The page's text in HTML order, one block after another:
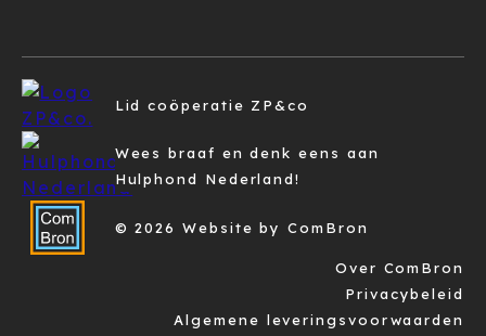
Lid coöperatie ZP&co
Wees braaf en denk eens aan
Hulphond Nederland!
© 2026 Website by ComBron
Over ComBron
Privacybeleid
Algemene leveringsvoorwaarden